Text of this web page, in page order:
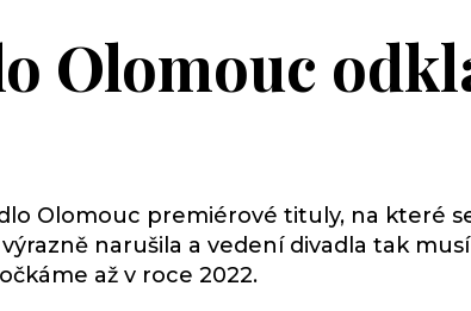
Olomouc
Olomouc premiérové tituly, na které
narušila a vedení divadla tak
až v roce 2022.